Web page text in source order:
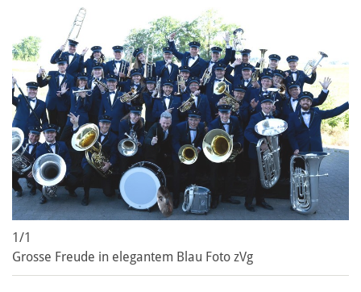
1/1
Grosse Freude in elegantem Blau Foto zVg